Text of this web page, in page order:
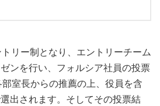
リー制となり、エントリーチーム
ンを行い、フォルシア社員の投票
室長からの推薦の上、役員を含
出されます。そしてその投票結